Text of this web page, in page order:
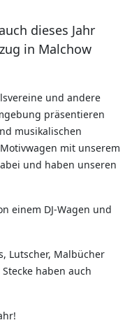
dieses Jahr
in Malchow
und andere
präsentieren
musikalischen
mit unserem
und haben unseren
einem DJ-Wagen und
Lutscher, Malbücher
haben auch